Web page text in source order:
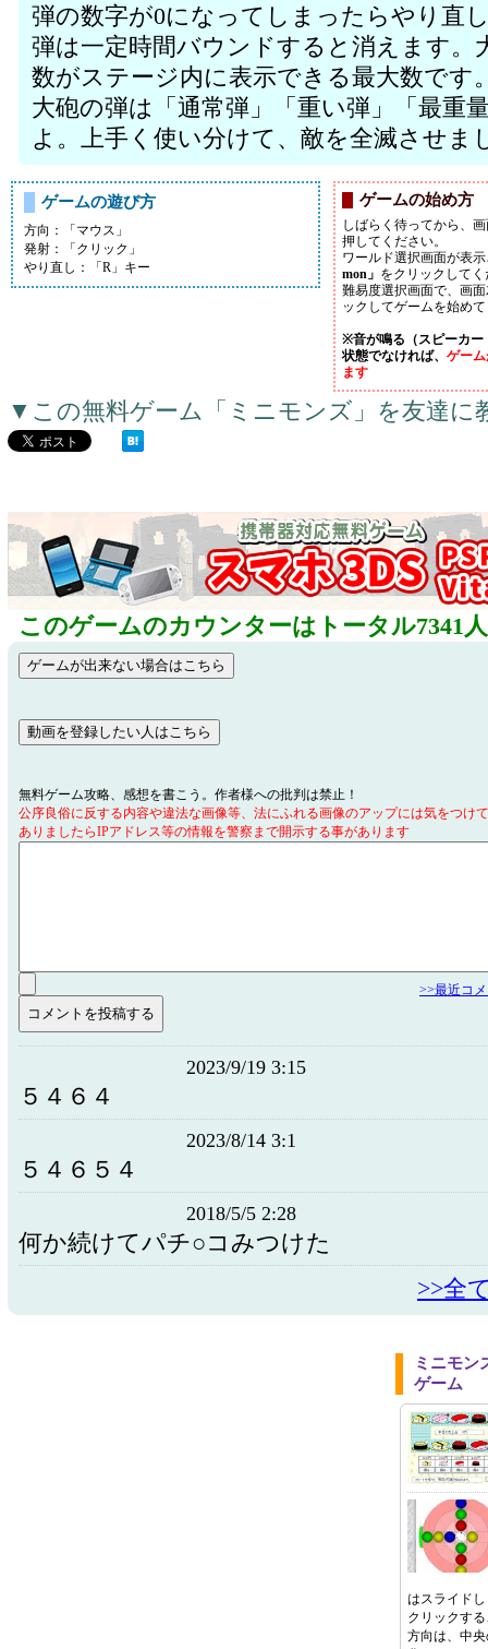
弾の数字が0になってしまったらやり直
弾は一定時間バウンドすると消えます。
数がステージ内に表示できる最大数です
大砲の弾は「通常弾」「重い弾」「最重
よ。上手く使い分けて、敵を全滅させま
ゲームの遊び方
方向：「マウス」
発射：「クリック」
やり直し：「R」キー
ゲームの始め方
しばらく待ってから、
押してください。
ワールド選択画面が表
mon」 をクリックして
難易度選択画面で、画
ックしてゲームを始め
※音が鳴る（スピーカー
状態でなければ、 ゲー
ます
▼この無料ゲーム「ミニモンズ」を友達に
このゲームのカウンターはトータル7341
無料ゲーム攻略、感想を書こう。作者様への批判は禁止！
公序良俗に反する内容や違法な画像等、法にふれる画像のアップには気をつけ
ありましたらIPアドレス等の情報を警察まで開示する事があります
>>最近コ
2023/9/19 3:15
５４６４
2023/8/14 3:1
５４６５４
2018/5/5 2:28
何か続けてパチ○コみつけた
>>全
ミニモン
ゲーム
はスライド
クリックす
方向は、中